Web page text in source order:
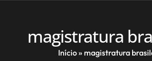
magistratura
Início» magistratura